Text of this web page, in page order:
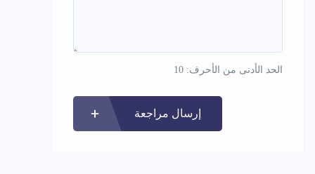
الحد الأدنى من الأحرف: 10
إرسال مراجعة